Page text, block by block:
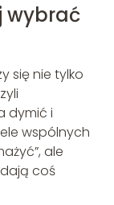
wybrać
się nie tylko
dymić i
wspólnych
ale
coś